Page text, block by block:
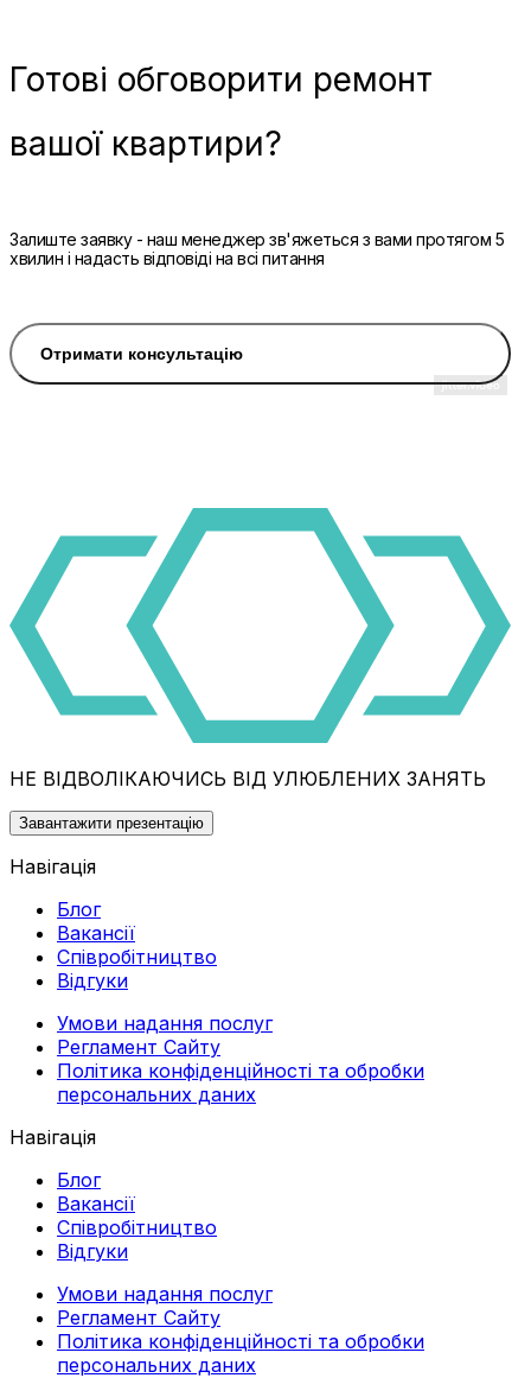
Готові обговорити ремонт
вашої квартири?
Залиште заявку - наш менеджер зв'яжеться з вами протягом 5
хвилин і надасть відповіді на всі питання
Отримати консультацію
НЕ ВІДВОЛІКАЮЧИСЬ ВІД УЛЮБЛЕНИХ ЗАНЯТЬ
Завантажити презентацію
Навігація
Блог
Вакансії
Співробітництво
Відгуки
Умови надання послуг
Регламент Сайту
Політика конфіденційності та обробки
персональних даних
Навігація
Блог
Вакансії
Співробітництво
Відгуки
Умови надання послуг
Регламент Сайту
Політика конфіденційності та обробки
персональних даних